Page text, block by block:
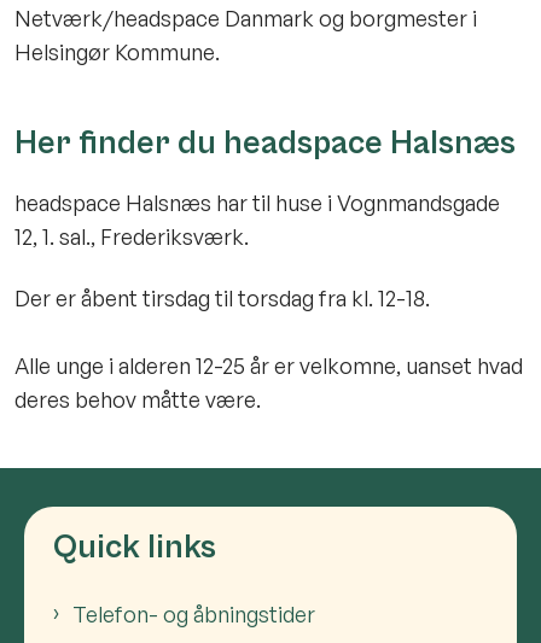
Netværk/headspace Danmark og borgmester i
Helsingør Kommune.
Her finder du headspace Halsnæs
headspace Halsnæs har til huse i Vognmandsgade
12, 1. sal., Frederiksværk.
Der er åbent tirsdag til torsdag fra kl. 12-18.
Alle unge i alderen 12-25 år er velkomne, uanset hvad
deres behov måtte være.
Quick links
Telefon- og åbningstider